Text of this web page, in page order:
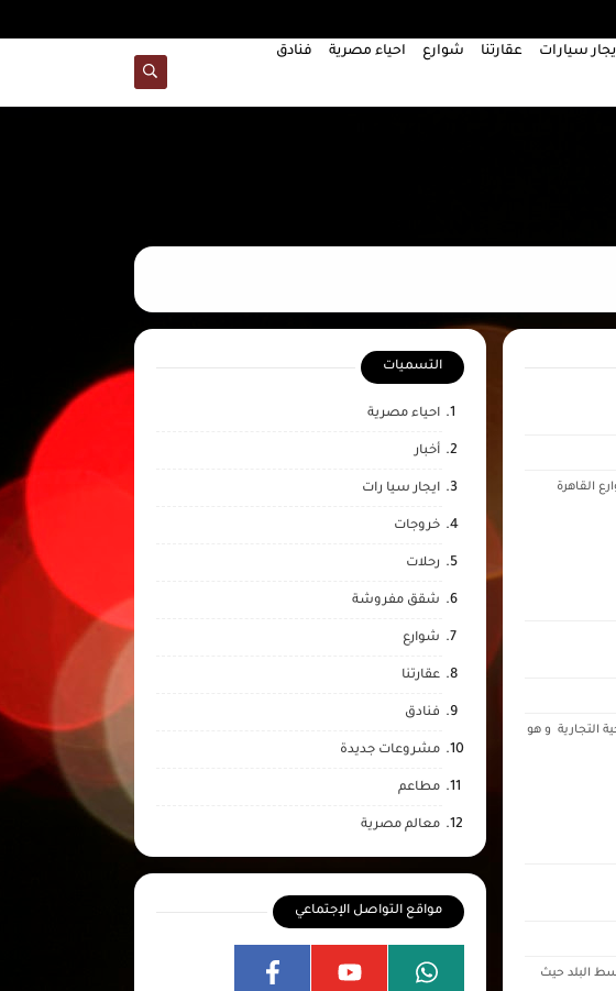
سيارات عقارتنا شوارع احياء مصرية فنادق
التجارية و هو
حيث
التسميات
احياء مصرية
أخبار
ايجار سيا رات
خروجات
رحلات
شقق مفروشة
شوارع
عقارتنا
فنادق
مشروعات جديدة
مطاعم
معالم مصرية
مواقع التواصل الإجتماعي